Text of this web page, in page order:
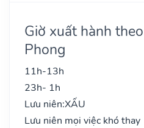
Giờ xuất hành
Phong
11h-13h
23h- 1h
Lưu niên:XẤU
Lưu niên mọi việc khó thay